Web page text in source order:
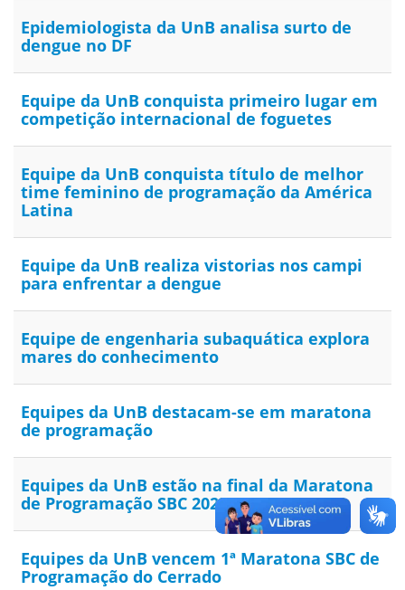
Epidemiologista da UnB analisa surto de
dengue no DF
Equipe da UnB conquista primeiro lugar em
competição internacional de foguetes
Equipe da UnB conquista título de melhor
time feminino de programação da América
Latina
Equipe da UnB realiza vistorias nos campi
para enfrentar a dengue
Equipe de engenharia subaquática explora
mares do conhecimento
Equipes da UnB destacam-se em maratona
de programação
Equipes da UnB estão na final da Maratona
de Programação SBC 2025
Equipes da UnB vencem 1ª Maratona SBC de
Programação do Cerrado